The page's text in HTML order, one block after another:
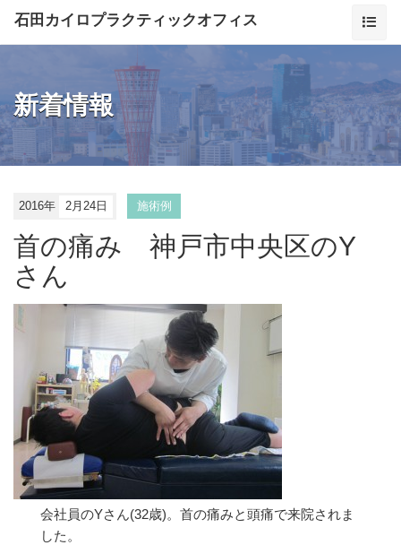
石田カイロプラクティックオフィス
新着情報
2016年 2月24日 施術例
首の痛み 神戸市中央区のY
さん
会社員のYさん(32歳)。首の痛みと頭痛で来院されま
した。